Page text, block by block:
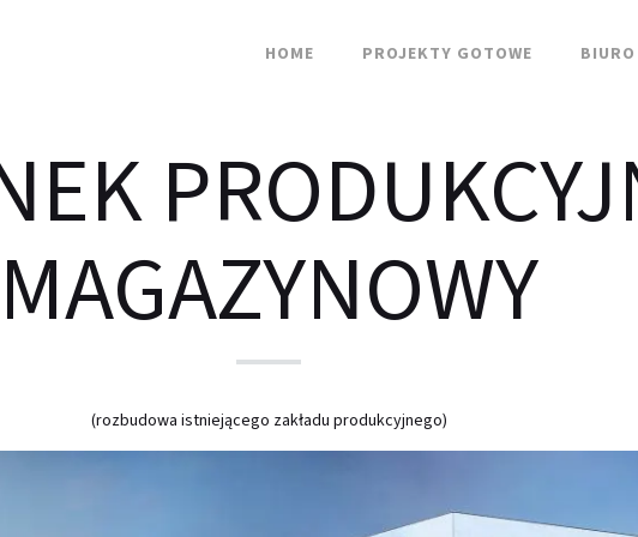
HOME PROJEKTY GOTOWE BIURO
MAGAZYNOWY
(rozbudowa istniejącego zakładu produkcyjnego)